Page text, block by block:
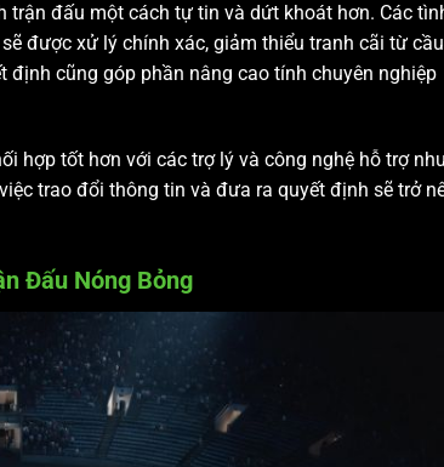
trận đấu một cách tự tin và dứt khoát hơn. Các
được xử lý chính xác, giảm thiểu tranh cãi từ cầu
cũng góp phần nâng cao tính chuyên nghiệp
hợp tốt hơn với các trợ lý và công nghệ hỗ trợ
trao đổi thông tin và đưa ra quyết định sẽ trở
Đấu Nóng Bỏng